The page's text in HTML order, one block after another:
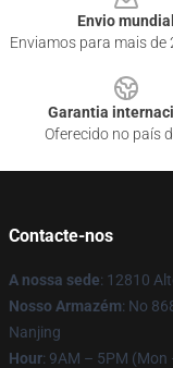
Envio mundial
Enviamos para mais de
Garantia
Oferecido no país
Contacte-nos
A nossa sede: 12810
Nosso Armazém: No
Nanjing
Hour: 9AM – 5PM (Mon